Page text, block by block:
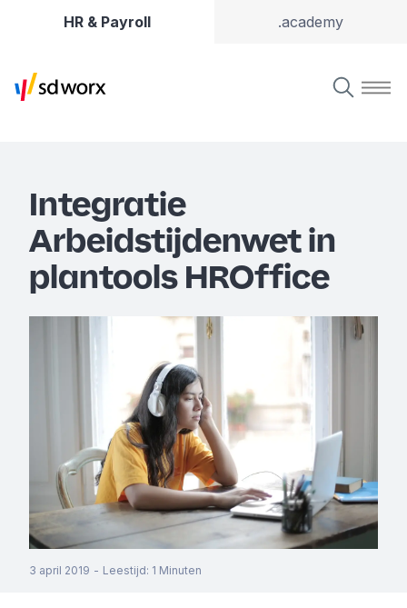
HR & Payroll .academy
Integratie
Arbeidstijdenwet in
plantools HROffice
3 april 2019 - Leestijd: 1 Minuten